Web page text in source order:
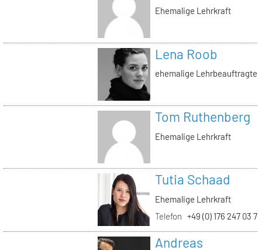
Ehemalige Lehrkraft
Lena Roob
ehemalige Lehrbeauftragte
Tom Ruthenberg
Ehemalige Lehrkraft
Tutia Schaad
Ehemalige Lehrkraft
Telefon +49 (0) 176 247 03 7
Andreas